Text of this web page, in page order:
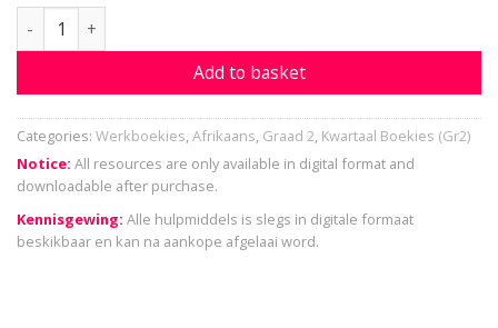
Graad 2 LV Kwartaal 1 quantity
Add to basket
Categories: Werkboekies,Afrikaans, Graad 2, Kwartaal Boekies (Gr2)
Notice: All resources are only available in digital format and
downloadable after purchase.
Kennisgewing: Alle hulpmiddels is slegs in digitale formaat
beskikbaar en kan na aankope afgelaai word.